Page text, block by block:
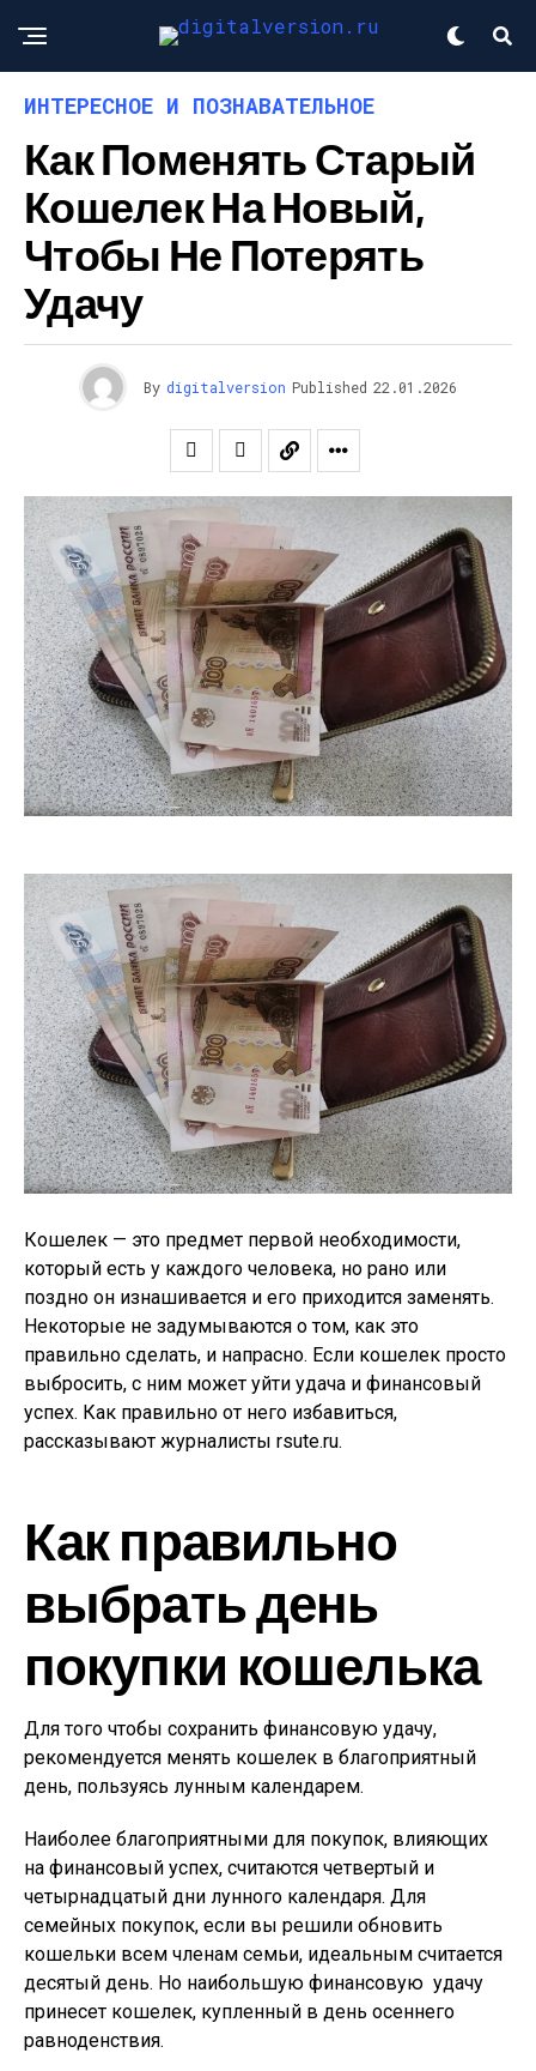
ИНТЕРЕСНОЕ И ПОЗНАВАТЕЛЬНОЕ
Как Поменять Старый
Кошелек На Новый,
Чтобы Не Потерять
Удачу
By digitalversion Published 22.01.2026
Кошелек — это предмет первой необходимости,
который есть у каждого человека, но рано или
поздно он изнашивается и его приходится заменять.
Некоторые не задумываются о том, как это
правильно сделать, и напрасно. Если кошелек просто
выбросить, с ним может уйти удача и финансовый
успех. Как правильно от него избавиться,
рассказывают журналисты rsute.ru.
Как правильно
выбрать день
покупки кошелька
Для того чтобы сохранить финансовую удачу,
рекомендуется менять кошелек в благоприятный
день, пользуясь лунным календарем.
Наиболее благоприятными для покупок, влияющих
на финансовый успех, считаются четвертый и
четырнадцатый дни лунного календаря. Для
семейных покупок, если вы решили обновить
кошельки всем членам семьи, идеальным считается
десятый день. Но наибольшую финансовую удачу
принесет кошелек, купленный в день осеннего
равноденствия.